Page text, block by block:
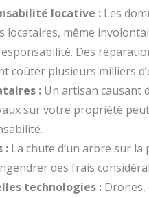
locative : Les
locataires, même
Des
coûter plusieurs milliers
: Un artisan causant
sur votre propriété
: La chute d’un arbre sur
des frais
technologies : Drones,